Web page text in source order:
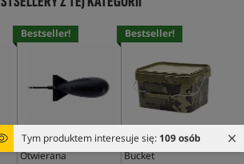
Tym produktem interesuje się: 109 osób
Bestseller!
SPOMB Midi - Rakieta
Otwierana
Bestseller!
Korda Compac Kamo
Bucket